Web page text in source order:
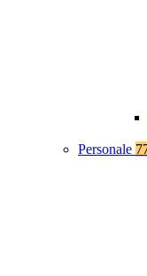
Personale